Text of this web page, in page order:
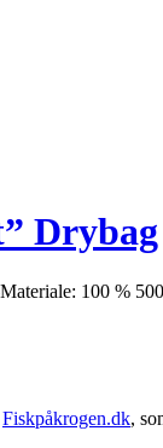
Drybag
100 %
Fiskpåkrogen.dk,